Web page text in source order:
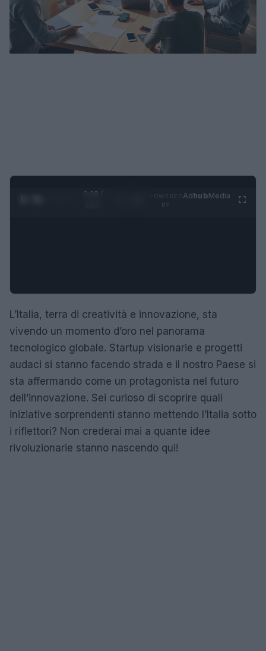
0:29 /
AdhubMedia
L’Italia, terra di creatività e innovazione, sta
vivendo un momento d’oro nel panorama
tecnologico globale. Startup visionarie e progetti
audaci si stanno facendo strada e il nostro Paese si
sta affermando come un protagonista nel futuro
dell’innovazione. Sei curioso di scoprire quali
iniziative sorprendenti stanno mettendo l’Italia sotto
i riflettori? Non crederai mai a quante idee
rivoluzionarie stanno nascendo qui!